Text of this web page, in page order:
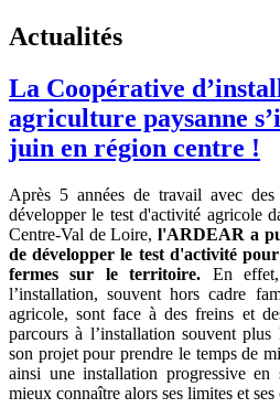
Actualités
La Coopérative
agriculture paysanne
juin en région centre !
Après 5 années de travail avec des
développer le test d'activité agricole
Centre-Val de Loire, l'ARDEAR a
de développer le test d'activité
fermes sur le territoire. En
l’installation, souvent hors cadre
agricole, sont face à des freins et
parcours à l’installation souvent
son projet pour prendre le temps de
ainsi une installation progressive
mieux connaître alors ses limites et ses